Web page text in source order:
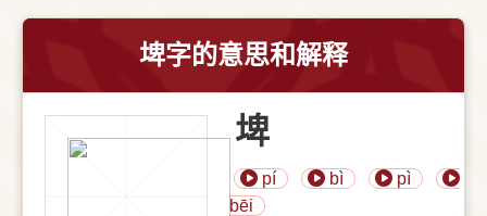
埤字的意思和解释
埤
pí bì
pì
bēi